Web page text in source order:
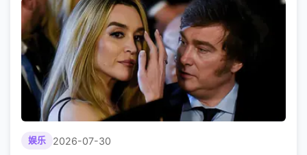
娱乐 2026-07-30